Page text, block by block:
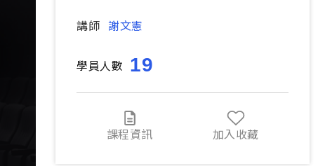
講師 謝文憲
學員人數 19
課程資訊 加入收藏